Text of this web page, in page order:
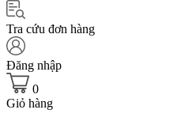
Tra cứu đơn hàng
Đăng nhập
0
Giỏ hàng